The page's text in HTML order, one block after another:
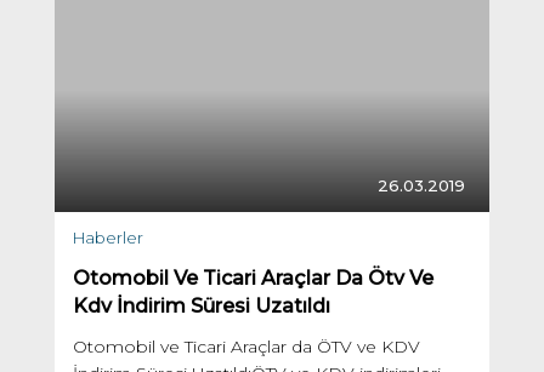
26.03.2019
Haberler
Otomobil Ve Ticari Araçlar Da Ötv Ve
Kdv İndirim Süresi Uzatıldı
Otomobil ve Ticari Araçlar da ÖTV ve KDV